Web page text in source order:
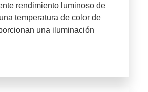
rendimiento luminoso de
temperatura de color de
una iluminación